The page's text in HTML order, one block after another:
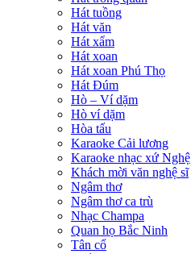
Hát tuồng
Hát văn
Hát xẩm
Hát xoan
Hát xoan Phú Thọ
Hát Đúm
Hò – Ví dặm
Hò ví dặm
Hòa tấu
Karaoke Cải lương
Karaoke nhạc xứ Nghệ
Khách mời văn nghệ sĩ
Ngâm thơ
Ngâm thơ ca trù
Nhạc Champa
Quan họ Bắc Ninh
Tân cổ